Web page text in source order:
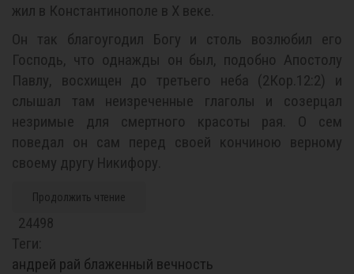
жил в Константинополе в X веке.
Он так благоугодил Богу и столь возлюбил его
Господь, что однажды он был, подобно Апостолу
Павлу, восхищен до третьего неба (2Кор.12:2) и
слышал там неизреченные глаголы и созерцал
незримые для смертного красоты рая. О сем
поведал он сам перед своей кончиною верному
своему другу Никифору.
Продолжить чтение
24498
Теги:
андрей рай блаженный вечность